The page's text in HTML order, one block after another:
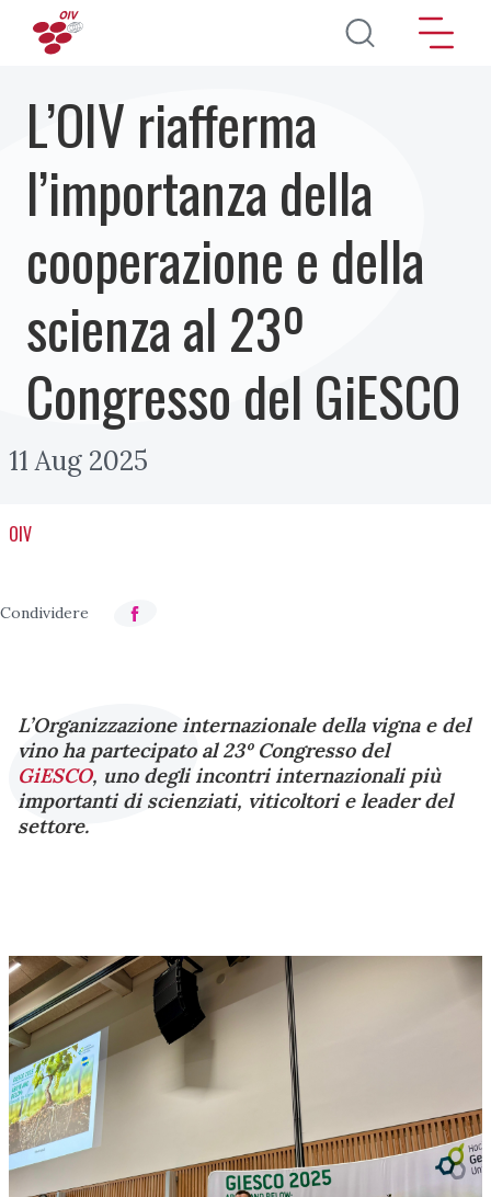
Salta al contenuto principale
L’OIV riafferma
l’importanza della
cooperazione e della
scienza al 23º
Congresso del GiESCO
11 Aug 2025
OIV
L’Organizzazione internazionale della vigna e del
vino ha partecipato al 23º Congresso del
GiESCO, uno degli incontri internazionali più
importanti di scienziati, viticoltori e leader del
settore.